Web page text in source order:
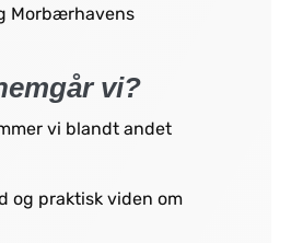
Morbærhavens
vi?
vi blandt andet
og praktisk viden om